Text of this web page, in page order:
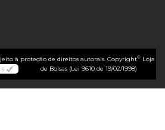
à proteção de direitos autorais. Copyright©Loja
de Bolsas (Lei 9610 de 19/02/1998)